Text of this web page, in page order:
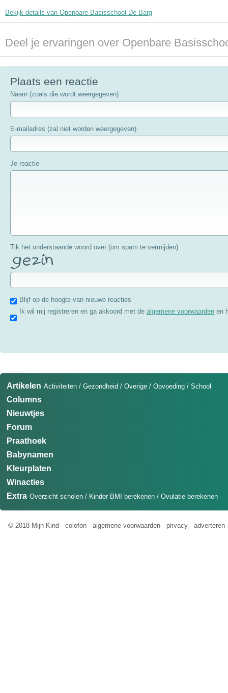
Bekijk details van Openbare Basisschool De Barg
Deel je ervaringen over Openbare
Plaats een reactie
Naam (zoals die wordt weergegeven)
E-mailadres (zal niet worden weergegeven)
Je reactie
Tik het onderstaande woord over (om spam te vermijden)
Blijf op de hoogte van nieuwe reacties
Ik wil mij registreren en ga akkoord met dealgemene voorwaarden en
Artikelen Activiteiten / Gezondheid / Overige / Opvoeding / School
Columns
Nieuwtjes
Forum
Praathoek
Babynamen
Kleurplaten
Winacties
Extra Overzicht scholen / Kinder BMI berekenen / Ovulatie berekenen
© 2018 Mijn Kind - colofon - algemene voorwaarden - privacy - adverteren